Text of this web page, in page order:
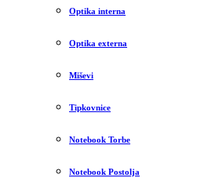
Optika interna
Optika externa
Miševi
Tipkovnice
Notebook Torbe
Notebook Postolja